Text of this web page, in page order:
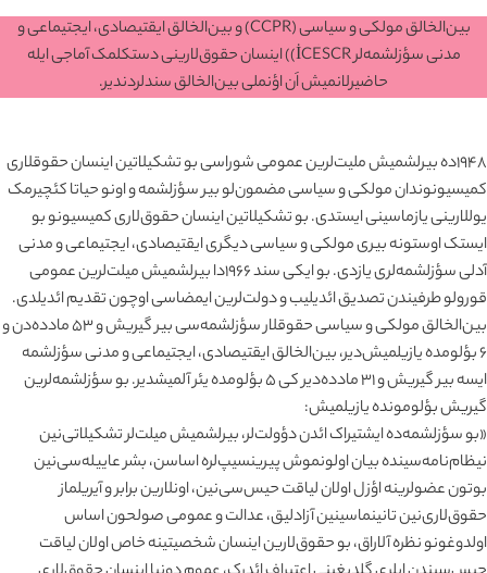
بین‌الخالق مولکی و سیاسی (CCPR) و بین‌الخالق ایقتیصادی، ایجتیماعی و
مدنی سؤزلشمه‌لر İCESCR)) اینسان حقوق‌لارینی دستکلمک آماجی ایله
حاضیرلانمیش اَن اؤنملی بین‌الخالق سندلردندیر.
۱۹۴۸ده بیرلشمیش ملیت‌لرین عمومی شوراسی بو تشکیلاتین اینسان حقوقلاری
کمیسیونوندان مولکی و سیاسی مضمون‌لو بیر سؤزلشمه و اونو حیاتا کئچیرمک
یوللارینی یازماسینی ایستدی. بو تشکیلاتین اینسان حقوق‌لاری کمیسیونو بو
ایستک اوستونه بیری مولکی و سیاسی دیگری ایقتیصادی، ایجتیماعی و مدنی
آدلی سؤزلشمه‌لری یازدی. بو ایکی سند ۱۹۶۶‌دا بیرلشمیش میلت‌لرین عمومی
قورولو طرفیندن تصدیق ائدیلیب و دولت‌لرین ایمضاسی اوچون تقدیم ائدیلدی.
بین‌الخالق مولکی و سیاسی حقوقلار سؤزلشمه‌سی بیر گیریش و ۵۳ مادده‌دن و
۶ بؤلومده یازیلمیش‌دیر، بین‌الخالق ایقتیصادی، ایجتیماعی و مدنی سؤزلشمه
ایسه بیر گیریش و ۳۱ مادده‌دیر کی ۵ بؤلومده یئر آلمیشدیر. بو سؤزلشمه‌لرین
گیریش بؤلومونده یازیلمیش:
«بو سؤزلشمه‌ده ایشتیراک ائدن دؤولت‌لر، بیرلشمیش میلت‌لر تشکیلاتی‌نین
نیظام‌نامه‌سینده بیان اولونموش پیرینسیپ‌لره اساسن، بشر عاییله‌سی‌نین
بوتون عضولرینه اؤزل اولان لیاقت حیس‌سی‌نین، اونلارین برابر و آیریلماز
حقوق‌لاری‌نین تانینماسینین آزادلیق، عدالت و عمومی صولحون اساس
اولدوغونو نظره آلاراق، بو حقوق‌لارین اینسان شخصیتینه خاص اولان لیاقت